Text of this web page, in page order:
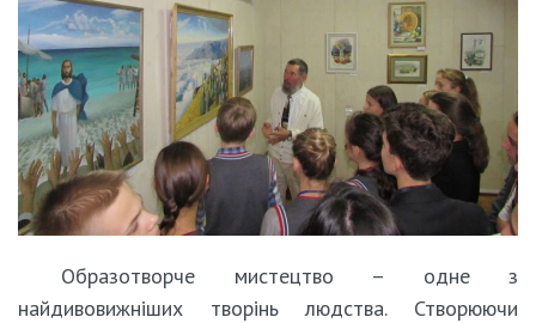
Образотворче мистецтво – одне з
найдивовижніших творінь людства. Створюючи